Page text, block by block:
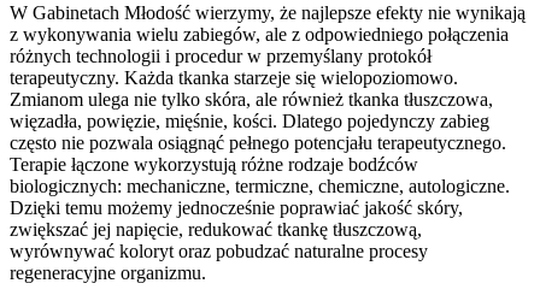
W Gabinetach Młodość wierzymy, że najlepsze efekty nie wynikają
z wykonywania wielu zabiegów, ale z odpowiedniego połączenia
różnych technologii i procedur w przemyślany protokół
terapeutyczny. Każda tkanka starzeje się wielopoziomowo.
Zmianom ulega nie tylko skóra, ale również tkanka tłuszczowa,
więzadła, powięzie, mięśnie, kości. Dlatego pojedynczy zabieg
często nie pozwala osiągnąć pełnego potencjału terapeutycznego.
Terapie łączone wykorzystują różne rodzaje bodźców
biologicznych: mechaniczne, termiczne, chemiczne, autologiczne.
Dzięki temu możemy jednocześnie poprawiać jakość skóry,
zwiększać jej napięcie, redukować tkankę tłuszczową,
wyrównywać koloryt oraz pobudzać naturalne procesy
regeneracyjne organizmu.